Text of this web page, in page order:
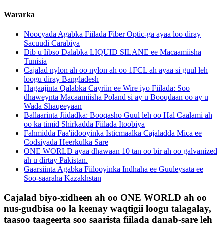
Wararka
Noocyada Agabka Fiilada Fiber Optic-ga ayaa loo diray
Sacuudi Carabiya
Dib u Iibso Dalabka LIQUID SILANE ee Macaamiisha
Tunisia
Cajalad nylon ah oo nylon ah oo 1FCL ah ayaa si guul leh
loogu diray Bangladesh
Hagaajinta Qalabka Cayriin ee Wire iyo Fiilada: Soo
dhaweynta Macaamiisha Poland si ay u Booqdaan oo ay u
Wada Shaqeeyaan
Ballaarinta Jiidadka: Booqasho Guul leh oo Hal Caalami ah
oo ka timid Shirkadda Fiilada Itoobiya
Fahmidda Faa'iidooyinka Isticmaalka Cajaladda Mica ee
Codsiyada Heerkulka Sare
ONE WORLD ayaa dhawaan 10 tan oo bir ah oo galvanized
ah u dirtay Pakistan.
Gaarsiinta Agabka Fiilooyinka Indhaha ee Guuleysata ee
Soo-saaraha Kazakhstan
Cajalad biyo-xidheen ah oo ONE WORLD ah oo
nus-gudbisa oo la keenay waqtigii loogu talagalay,
taasoo taageerta soo saarista fiilada danab-sare leh